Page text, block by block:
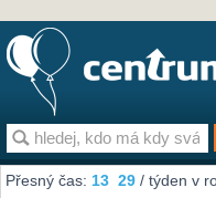
Přesný čas:13 29 / týden v